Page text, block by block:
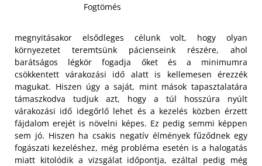
Fogtömés
megnyitásakor elsődleges célunk volt, hogy olyan
környezetet teremtsünk pácienseink részére, ahol
barátságos légkör fogadja őket és a minimumra
csökkentett várakozási idő alatt is kellemesen érezzék
magukat. Hiszen úgy a saját, mint mások tapasztalatára
támaszkodva tudjuk azt, hogy a túl hosszúra nyúlt
várakozási idő idegőrlő lehet és a kezelés közben érzett
fájdalom erejét is növelni képes. Ez pedig semmi képpen
sem jó. Hiszen ha csakis negatív élmények fűződnek egy
fogászati kezeléshez, még probléma esetén is a halogatás
miatt kitolódik a vizsgálat időpontja, ezáltal pedig még